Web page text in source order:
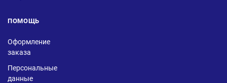
ПОМОЩЬ
Оформление
заказа
Персональные
данные